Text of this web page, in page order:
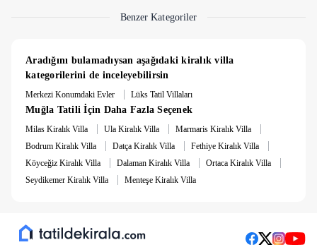
Benzer Kategoriler
Aradığını bulamadıysan aşağıdaki kiralık villa
kategorilerini de inceleyebilirsin
Merkezi Konumdaki Evler | Lüks Tatil Villaları
Muğla Tatili İçin Daha Fazla Seçenek
Milas Kiralık Villa | Ula Kiralık Villa | Marmaris Kiralık Villa |
Bodrum Kiralık Villa | Datça Kiralık Villa | Fethiye Kiralık Villa |
Köyceğiz Kiralık Villa | Dalaman Kiralık Villa | Ortaca Kiralık Villa |
Seydikemer Kiralık Villa | Menteşe Kiralık Villa